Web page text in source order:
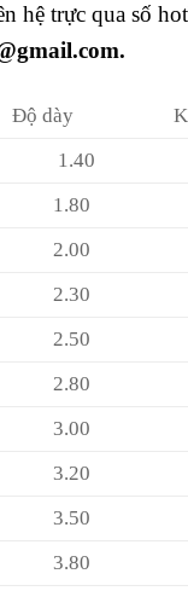
hệ trực qua số
Độ dày
1.40